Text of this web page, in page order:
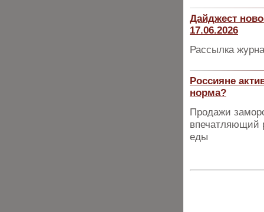
Дайджест
17.06.2026
Рассылка
Россияне
норма?
Продажи
впечатляющий
еды